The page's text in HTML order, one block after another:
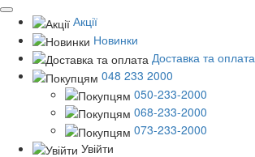
Акції
Новинки
Доставка та оплата
048 233 2000
050-233-2000
068-233-2000
073-233-2000
Увійти